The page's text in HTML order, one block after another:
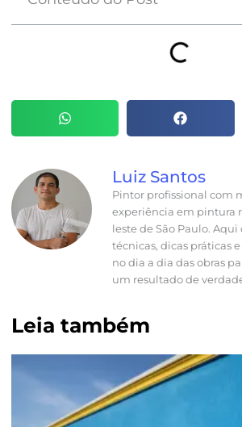
Luiz Santos
Pintor profissional com
experiência em pintura
leste de São Paulo.
técnicas, dicas práticas
no dia a dia das obras
um resultado de
Leia também